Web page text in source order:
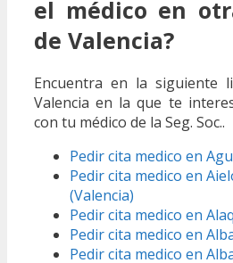
el médico en
de Valencia?
Encuentra en la siguiente
Valencia en la que te
con tu médico de la Seg. Soc..
Pedir cita medico en
Pedir cita medico en
(Valencia)
Pedir cita medico en
Pedir cita medico en
Pedir cita medico en